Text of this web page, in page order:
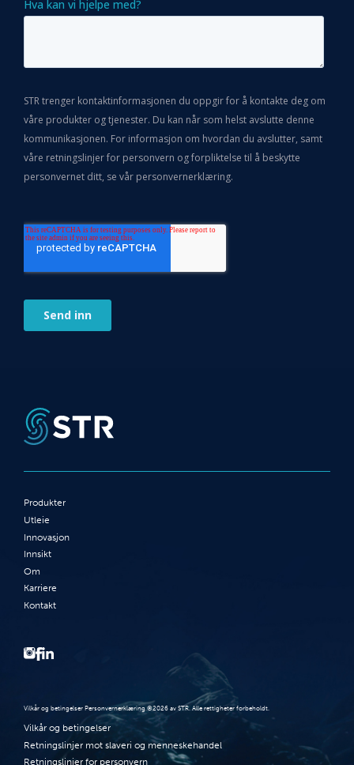
Produkter
Utleie
Innovasjon
Innsikt
Om
Karriere
Kontakt
Vilkår og betingelser Personvernerklæring ©2026 av STR. Alle rettigheter forbeholdt.
Vilkår og betingelser
Retningslinjer mot slaveri og menneskehandel
Retningslinjer for personvern